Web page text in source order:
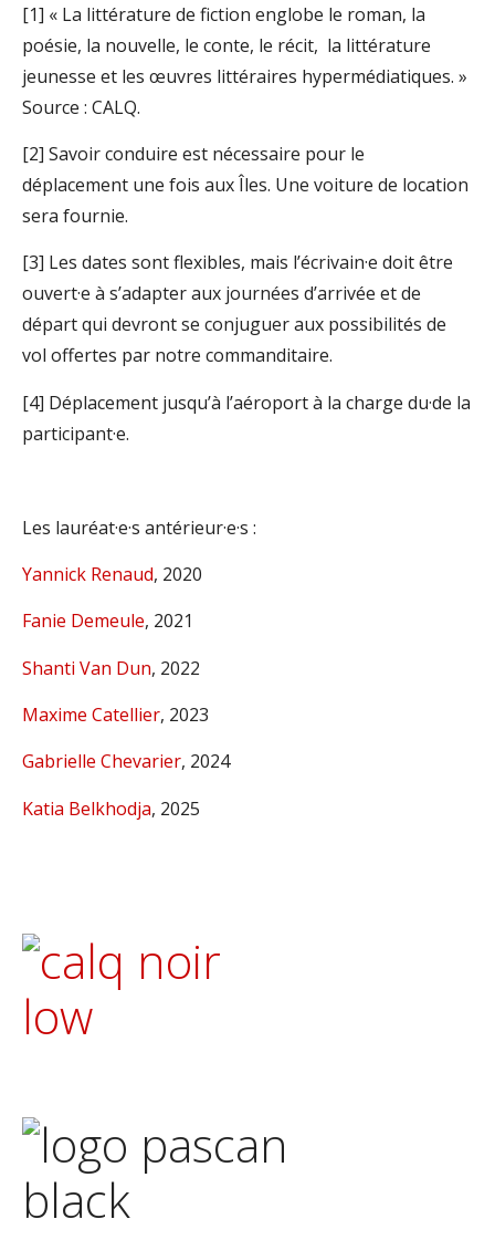
[1] « La littérature de fiction englobe le roman, la
poésie, la nouvelle, le conte, le récit, la littérature
jeunesse et les œuvres littéraires hypermédiatiques. »
Source : CALQ.
[2] Savoir conduire est nécessaire pour le
déplacement une fois aux Îles. Une voiture de location
sera fournie.
[3] Les dates sont flexibles, mais l’écrivain·e doit être
ouvert·e à s’adapter aux journées d’arrivée et de
départ qui devront se conjuguer aux possibilités de
vol offertes par notre commanditaire.
[4] Déplacement jusqu’à l’aéroport à la charge du·de la
participant·e.
Les lauréat·e·s antérieur·e·s :
Yannick Renaud, 2020
Fanie Demeule, 2021
Shanti Van Dun, 2022
Maxime Catellier, 2023
Gabrielle Chevarier, 2024
Katia Belkhodja, 2025